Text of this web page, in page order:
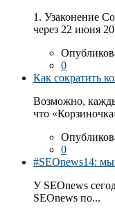
1. Узаконение
через 22 июня
0
Как сократить
Возможно,
что
0
#SEOnews14:
У SEOnews
SEOnews по...